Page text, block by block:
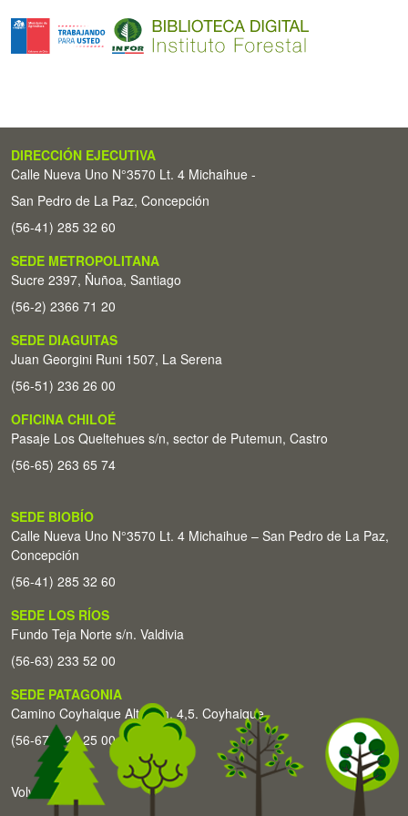
DIRECCIÓN EJECUTIVA
Calle Nueva Uno N°3570 Lt. 4 Michaihue -
San Pedro de La Paz, Concepción
(56-41) 285 32 60
SEDE METROPOLITANA
Sucre 2397, Ñuñoa, Santiago
(56-2) 2366 71 20
SEDE DIAGUITAS
Juan Georgini Runi 1507, La Serena
(56-51) 236 26 00
OFICINA CHILOÉ
Pasaje Los Queltehues s/n, sector de Putemun, Castro
(56-65) 263 65 74
SEDE BIOBÍO
Calle Nueva Uno N°3570 Lt. 4 Michaihue – San Pedro de La Paz,
Concepción
(56-41) 285 32 60
SEDE LOS RÍOS
Fundo Teja Norte s/n. Valdivia
(56-63) 233 52 00
SEDE PATAGONIA
Camino Coyhaique Alto Km. 4,5. Coyhaique
(56-67) 226 25 00
Volver arriba